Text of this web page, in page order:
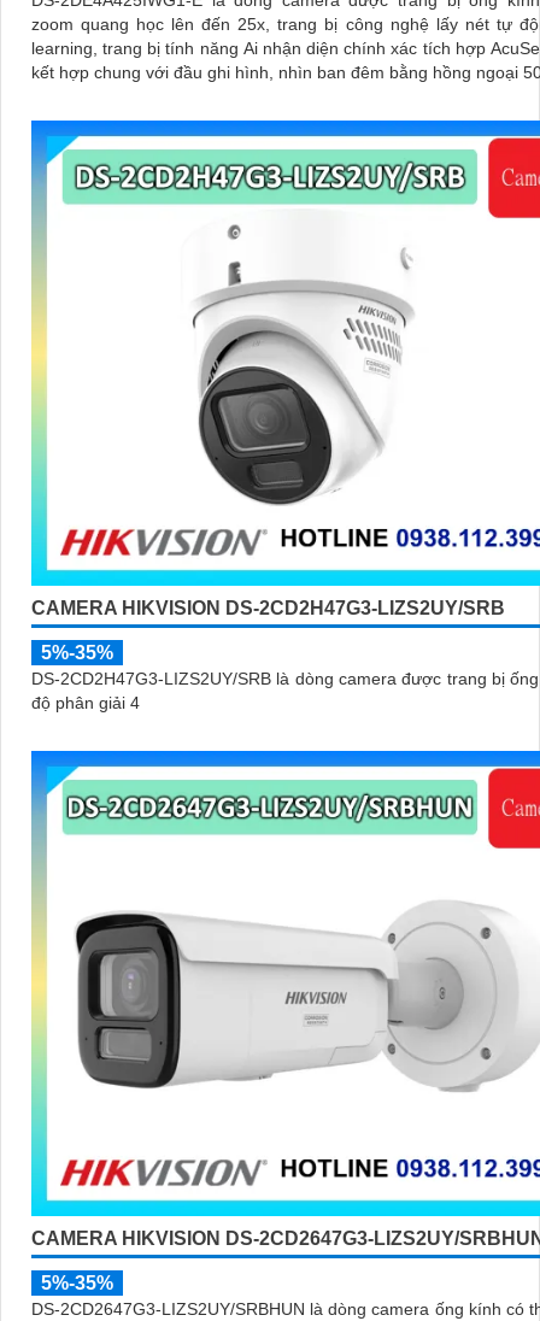
zoom quang học lên đến 25x, trang bị công nghệ lấy nét tự
learning, trang bị tính năng Ai nhận diện chính xác tích hợp
kết hợp chung với đầu ghi hình, nhìn ban đêm bằng hồng ngoại
CAMERA HIKVISION DS-2CD2H47G3-LIZS2UY/SRB
5%-35%
DS-2CD2H47G3-LIZS2UY/SRB là dòng camera được trang bị
độ phân giải 4
CAMERA HIKVISION DS-2CD2647G3-LIZS2UY/
5%-35%
DS-2CD2647G3-LIZS2UY/SRBHUN là dòng camera ống kính có